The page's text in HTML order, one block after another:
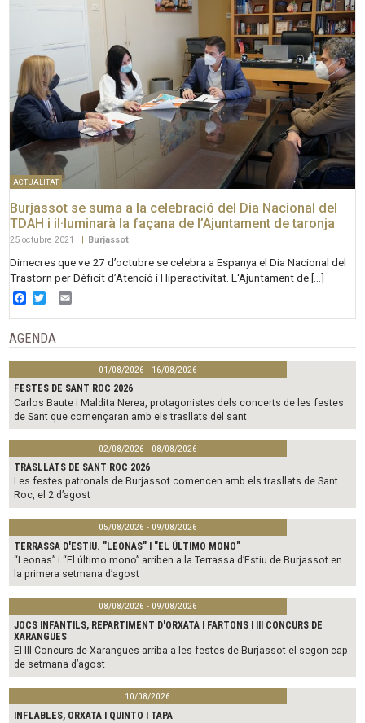
ACTUALITAT
Burjassot se suma a la celebració del Dia Nacional del
TDAH i il·luminarà la façana de l’Ajuntament de taronja
25 octubre 2021 | Burjassot
Dimecres que ve 27 d’octubre se celebra a Espanya el Dia Nacional del
Trastorn per Dèficit d’Atenció i Hiperactivitat. L‘Ajuntament de […]
Facebook
Twitter
AGENDA
01/08/2026 - 16/08/2026
FESTES DE SANT ROC 2026
Carlos Baute i Maldita Nerea, protagonistes dels concerts de les festes
de Sant que començaran amb els trasllats del sant
02/08/2026 - 08/08/2026
TRASLLATS DE SANT ROC 2026
Les festes patronals de Burjassot comencen amb els trasllats de Sant
Roc, el 2 d’agost
05/08/2026 - 09/08/2026
TERRASSA D'ESTIU. "LEONAS" I "EL ÚLTIMO MONO"
“Leonas” i “El último mono” arriben a la Terrassa d’Estiu de Burjassot en
la primera setmana d’agost
08/08/2026 - 09/08/2026
JOCS INFANTILS, REPARTIMENT D'ORXATA I FARTONS I III CONCURS DE
XARANGUES
El III Concurs de Xarangues arriba a les festes de Burjassot el segon cap
de setmana d’agost
10/08/2026
INFLABLES, ORXATA I QUINTO I TAPA